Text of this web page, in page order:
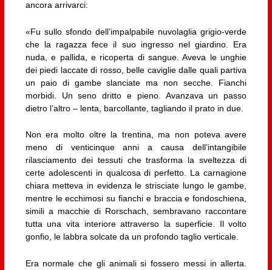
ancora arrivarci:
«Fu sullo sfondo dell’impalpabile nuvolaglia grigio-verde
che la ragazza fece il suo ingresso nel giardino. Era
nuda, e pallida, e ricoperta di sangue. Aveva le unghie
dei piedi laccate di rosso, belle caviglie dalle quali partiva
un paio di gambe slanciate ma non secche. Fianchi
morbidi. Un seno dritto e pieno. Avanzava un passo
dietro l’altro – lenta, barcollante, tagliando il prato in due.
Non era molto oltre la trentina, ma non poteva avere
meno di venticinque anni a causa dell’intangibile
rilasciamento dei tessuti che trasforma la sveltezza di
certe adolescenti in qualcosa di perfetto. La carnagione
chiara metteva in evidenza le strisciate lungo le gambe,
mentre le ecchimosi su fianchi e braccia e fondoschiena,
simili a macchie di Rorschach, sembravano raccontare
tutta una vita interiore attraverso la superficie. Il volto
gonfio, le labbra solcate da un profondo taglio verticale.
Era normale che gli animali si fossero messi in allerta.